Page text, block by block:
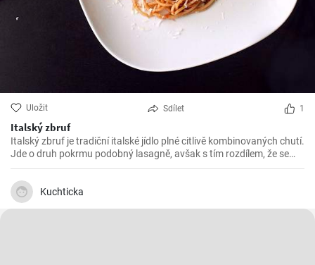
Uložit Sdílet 1
Italský zbruf
Italský zbruf je tradiční italské jídlo plné citlivě kombinovaných chutí.
Jde o druh pokrmu podobný lasagně, avšak s tím rozdílem, že se
vrství těstoviny s omáčkou a sýrem, a to vše se zapéká v troubě.
Připravuje se hlavně v severní Itálii, konkrétně v regionu Ligurie.
Kuchticka